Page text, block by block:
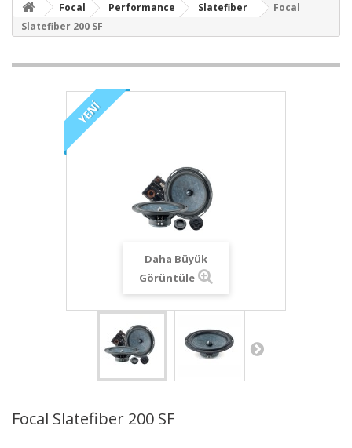
Focal Performance Slatefiber
Focal
Slatefiber 200 SF
YENI
Daha Büyük
Görüntüle
Focal Slatefiber 200 SF